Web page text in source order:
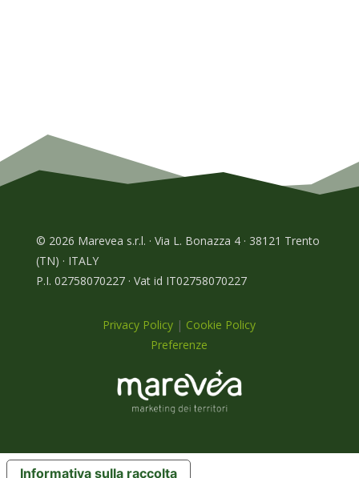
© 2026 Marevea s.r.l. · Via L. Bonazza 4 · 38121 Trento
(TN) · ITALY
P.I. 02758070227 · Vat id IT02758070227
Privacy Policy | Cookie Policy
Preferenze
Informativa sulla raccolta